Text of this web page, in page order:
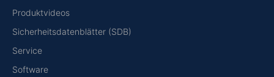
Produktvideos
Sicherheitsdatenblätter (SDB)
Service
Software